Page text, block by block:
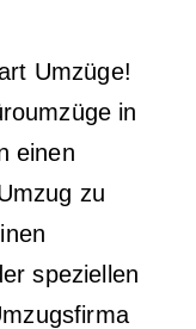
Umzüge!
in
einen
zu
speziellen